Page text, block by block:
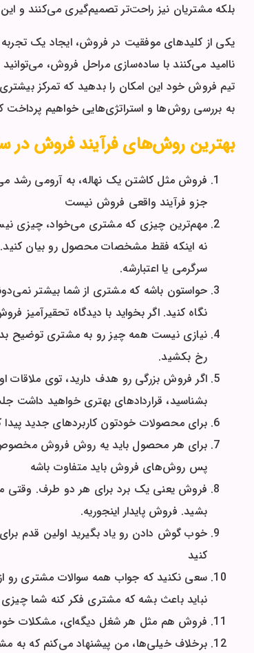
بلکه مشتریان نیز راحت‌تر تصمیم‌گیری می‌کنند و
یکی از کلیدهای موفقیت در فروش، ایجاد یک
ناامید می‌کنند با ساده‌سازی مراحل فروش،
تیم فروش خود این امکان را بدهید که تمرکز بیشتری
به بررسی روش‌ها و استراتژی‌هایی خواهیم پرداخت
بهترین روش‌های فرآیند فروش در سال
فروش مثل کاشتن یک نهاله، به آرومی رشد
جزو فرآیند واقعی فروش نیست
مهم‌ترین چیزی که مشتری می‌خواد، چیزی
نه اینکه فقط مشخصات محصول رو بیان کنید.
سرگرمی یا اعتبارشه.
حواستون باشه که مشتری از شما بیشتر
نگاه کنید. اگر بخواید با دیدگاه
نیازی نیست همه چیز رو به مشتری توضیح
رخ بکشید.
اگر فروش بزرگی رو هدف دارید، توی ملاقات
بشناسید، قراردادهای بهتری خواهید داشت
برای محصولات خودتون کاربردهای جدید پیدا
برای هر محصول باید یه روش فروش مخصوص
پس روش‌های فروش باید متفاوت باشه
فروش یعنی یک برد برای هر دو طرف. وقتی
بشید. فروش پایدار اینجوریه.
خوب گوش دادن رو یاد بگیرید اولین قدم
کنید
سعی نکنید که جواب همه سوالات مشتری رو
نباید باعث بشه که مشتری فکر کنه شما
فروش هم مثل هر شغل دیگه‌ای، مشکلات
برخلاف خیلی‌ها، من پیشنهاد می‌کنم که به